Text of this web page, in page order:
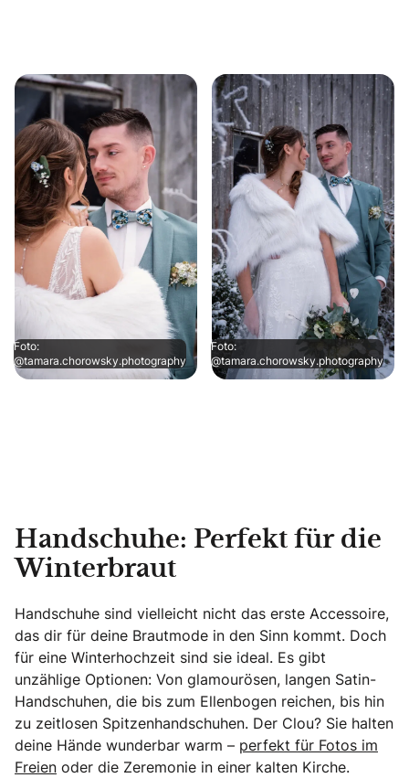
Foto:
@tamara.chorowsky.photography
Foto:
@tamara.chorowsky.photography
Handschuhe: Perfekt für die
Winterbraut
Handschuhe sind vielleicht nicht das erste Accessoire,
das dir für deine Brautmode in den Sinn kommt. Doch
für eine Winterhochzeit sind sie ideal. Es gibt
unzählige Optionen: Von glamourösen, langen Satin-
Handschuhen, die bis zum Ellenbogen reichen, bis hin
zu zeitlosen Spitzenhandschuhen. Der Clou? Sie halten
deine Hände wunderbar warm – perfekt für Fotos im
Freien oder die Zeremonie in einer kalten Kirche.